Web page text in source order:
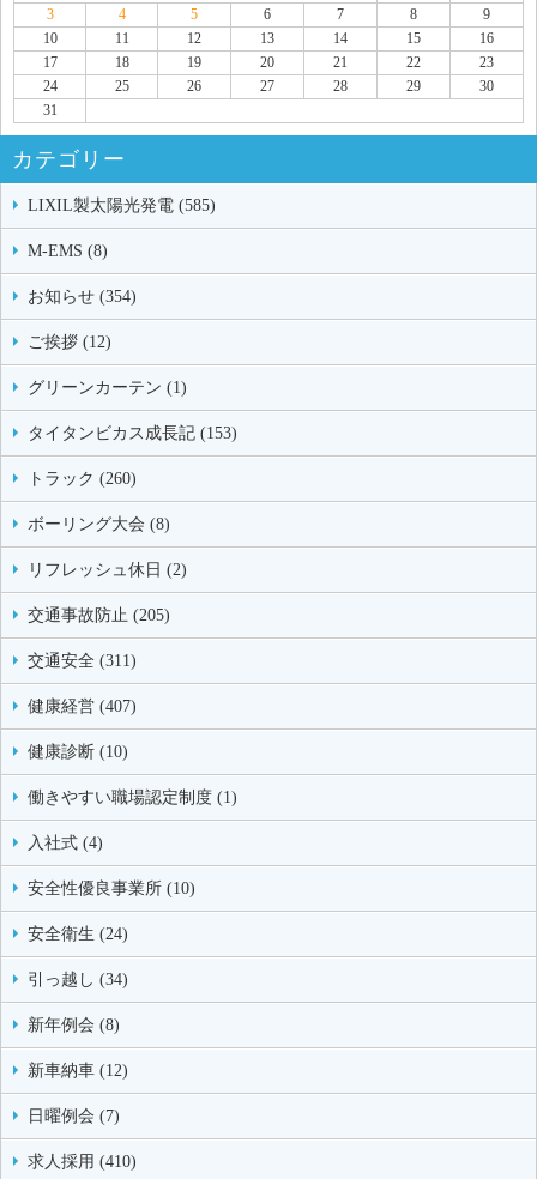
3
4 5 6 7 8
9
10
11 12 13 14 15
16
17
18 19 20 21 22
23
24
25 26 27 28 29
30
31
カテゴリー
LIXIL製太陽光発電 (585)
M-EMS (8)
お知らせ (354)
ご挨拶 (12)
グリーンカーテン (1)
タイタンビカス成長記 (153)
トラック (260)
ボーリング大会 (8)
リフレッシュ休日 (2)
交通事故防止 (205)
交通安全 (311)
健康経営 (407)
健康診断 (10)
働きやすい職場認定制度 (1)
入社式 (4)
安全性優良事業所 (10)
安全衛生 (24)
引っ越し (34)
新年例会 (8)
新車納車 (12)
日曜例会 (7)
求人採用 (410)